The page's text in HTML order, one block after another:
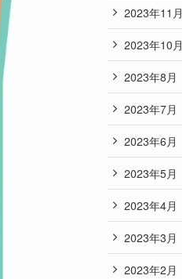
2023年11月
2023年10月
2023年8月
2023年7月
2023年6月
2023年5月
2023年4月
2023年3月
2023年2月